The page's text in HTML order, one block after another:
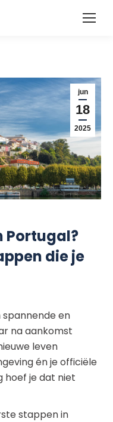
jun
18
2025
Portugal?
die je
spannende en
na aankomst
leven
én je officiële
hoef je dat niet
stappen in